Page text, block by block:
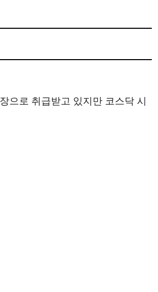
으로 취급받고 있지만 코스닥 시